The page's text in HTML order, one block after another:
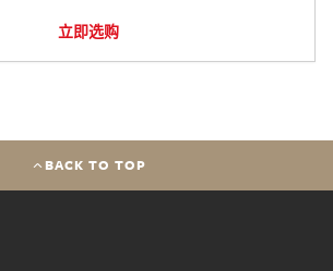
立即选购
BACK TO TOP